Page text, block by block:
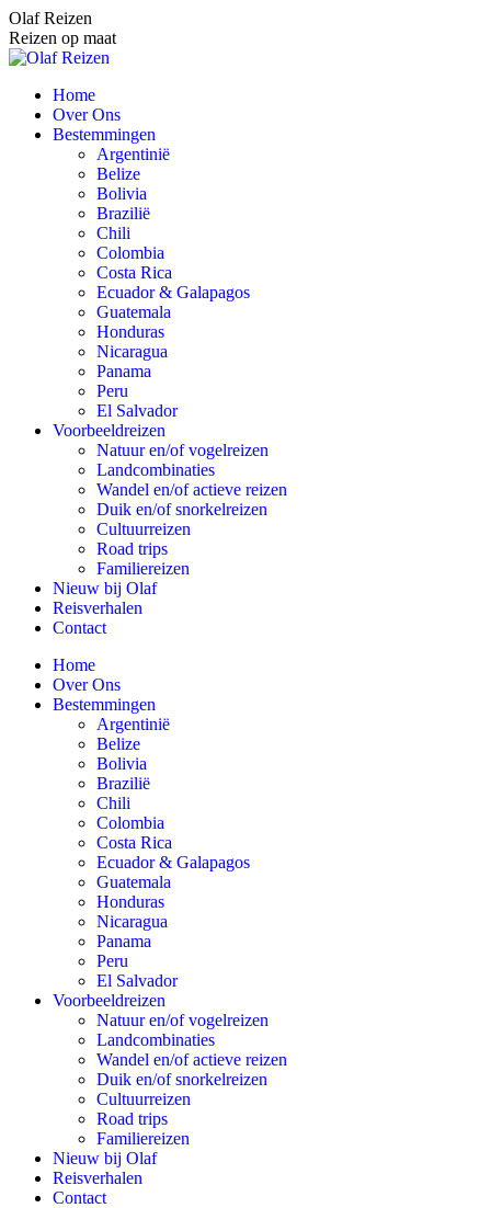
Spring
naar
content
Olaf Reizen
Reizen op maat
Home
Over Ons
Bestemmingen
Argentinië
Belize
Bolivia
Brazilië
Chili
Colombia
Costa Rica
Ecuador & Galapagos
Guatemala
Honduras
Nicaragua
Panama
Peru
El Salvador
Voorbeeldreizen
Natuur en/of vogelreizen
Landcombinaties
Wandel en/of actieve reizen
Duik en/of snorkelreizen
Cultuurreizen
Road trips
Familiereizen
Nieuw bij Olaf
Reisverhalen
Contact
Home
Over Ons
Bestemmingen
Argentinië
Belize
Bolivia
Brazilië
Chili
Colombia
Costa Rica
Ecuador & Galapagos
Guatemala
Honduras
Nicaragua
Panama
Peru
El Salvador
Voorbeeldreizen
Natuur en/of vogelreizen
Landcombinaties
Wandel en/of actieve reizen
Duik en/of snorkelreizen
Cultuurreizen
Road trips
Familiereizen
Nieuw bij Olaf
Reisverhalen
Contact